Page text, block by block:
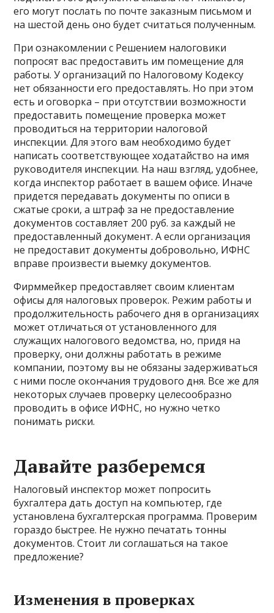
его могут послать по почте заказным письмом и
на шестой день оно будет считаться полученным.
При ознакомлении с Решением налоговики
попросят вас предоставить им помещение для
работы. У организаций по Налоговому Кодексу
нет обязанности его предоставлять. Но при этом
есть и оговорка – при отсутствии возможности
предоставить помещение проверка может
проводиться на территории налоговой
инспекции. Для этого вам необходимо будет
написать соответствующее ходатайство на имя
руководителя инспекции. На наш взгляд, удобнее,
когда инспектор работает в вашем офисе. Иначе
придется передавать документы по описи в
сжатые сроки, а штраф за не предоставление
документов составляет 200 руб. за каждый не
предоставленный документ. А если организация
не предоставит документы добровольно, ИФНС
вправе произвести выемку документов.
Фирммейкер предоставляет своим клиентам
офисы для налоговых проверок. Режим работы и
продолжительность рабочего дня в организациях
может отличаться от установленного для
служащих налогового ведомства, но, придя на
проверку, они должны работать в режиме
компании, поэтому вы не обязаны задерживаться
с ними после окончания трудового дня. Все же для
некоторых случаев проверку целесообразно
проводить в офисе ИФНС, но нужно четко
понимать риски.
Давайте разберемся
Налоговый инспектор может попросить
бухгалтера дать доступ на компьютер, где
установлена бухгалтерская программа. Проверим
гораздо быстрее. Не нужно печатать тонны
документов. Стоит ли соглашаться на такое
предложение?
Изменения в проверках